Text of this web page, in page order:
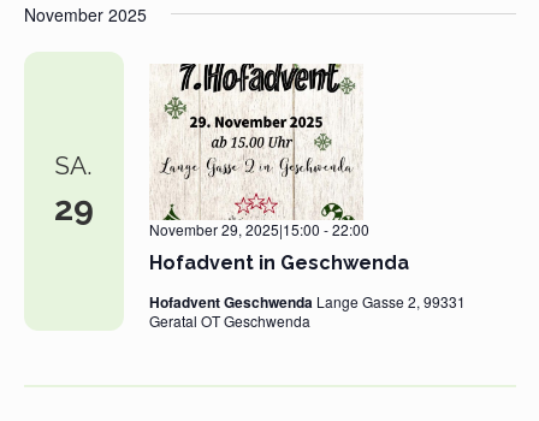
wählen.
November 2025
SA.
29
Hofadvent in Geschwenda
November 29, 2025|15:00 -22:00
Hofadvent Geschwenda Lange Gasse 2, 99331
Geratal OT Geschwenda